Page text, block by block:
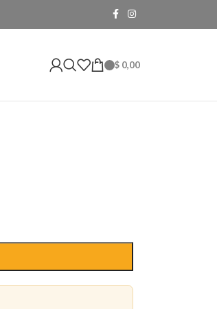
$ 0,00